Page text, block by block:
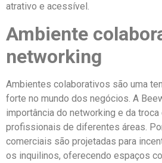
atrativo e acessível.
Ambiente
networking
Ambientes colaborativos são uma
forte no mundo dos negócios. A
importância do networking e da
profissionais de diferentes áreas.
comerciais são projetadas para
os inquilinos, oferecendo espaços